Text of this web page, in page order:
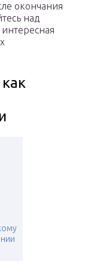
окончания
над